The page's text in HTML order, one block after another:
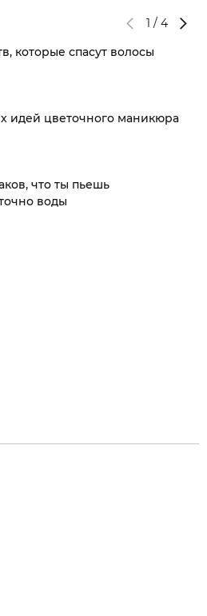
1 / 4
которые спасут волосы
идей цветочного маникюра
что ты пьешь
воды